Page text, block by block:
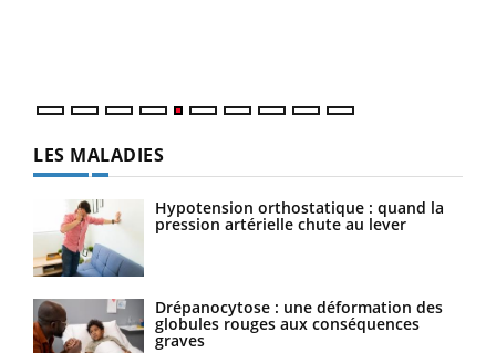
LES MALADIES
Hypotension orthostatique : quand la
pression artérielle chute au lever
Drépanocytose : une déformation des
globules rouges aux conséquences
graves